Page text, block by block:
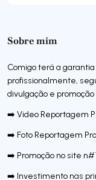
Sobre mim
Comigo terá a
profissionalmente,
divulgação e
➡️ Video Reportagem
➡️ Foto Reportagem
➡️ Promoção no site
➡️ Investimento nas